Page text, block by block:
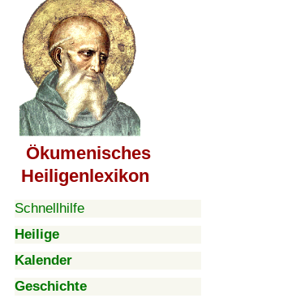
Ökumenisches
Heiligenlexikon
Schnellhilfe
Heilige
Kalender
Geschichte